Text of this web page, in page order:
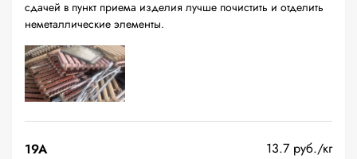
сдачей в пункт приема изделия лучше почистить и отделить
неметаллические элементы.
19A
13.7 руб./кг